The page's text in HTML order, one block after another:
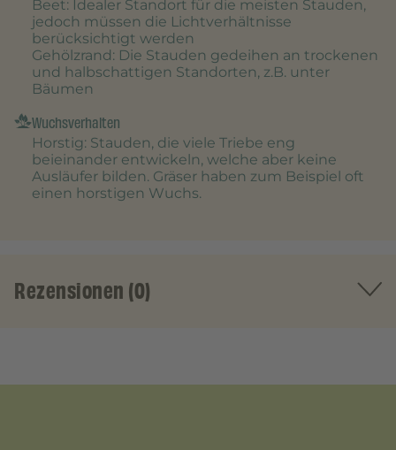
Beet: Idealer Standort für die meisten Stauden,
jedoch müssen die Lichtverhältnisse
berücksichtigt werden
Gehölzrand : Die Stauden gedeihen an trockenen
und halbschattigen Standorten, z.B. unter
Bäumen
Wuchsverhalten
Horstig: Stauden, die viele Triebe eng
beieinander entwickeln, welche aber keine
Ausläufer bilden. Gräser haben zum Beispiel oft
einen horstigen Wuchs.
Rezensionen (0)